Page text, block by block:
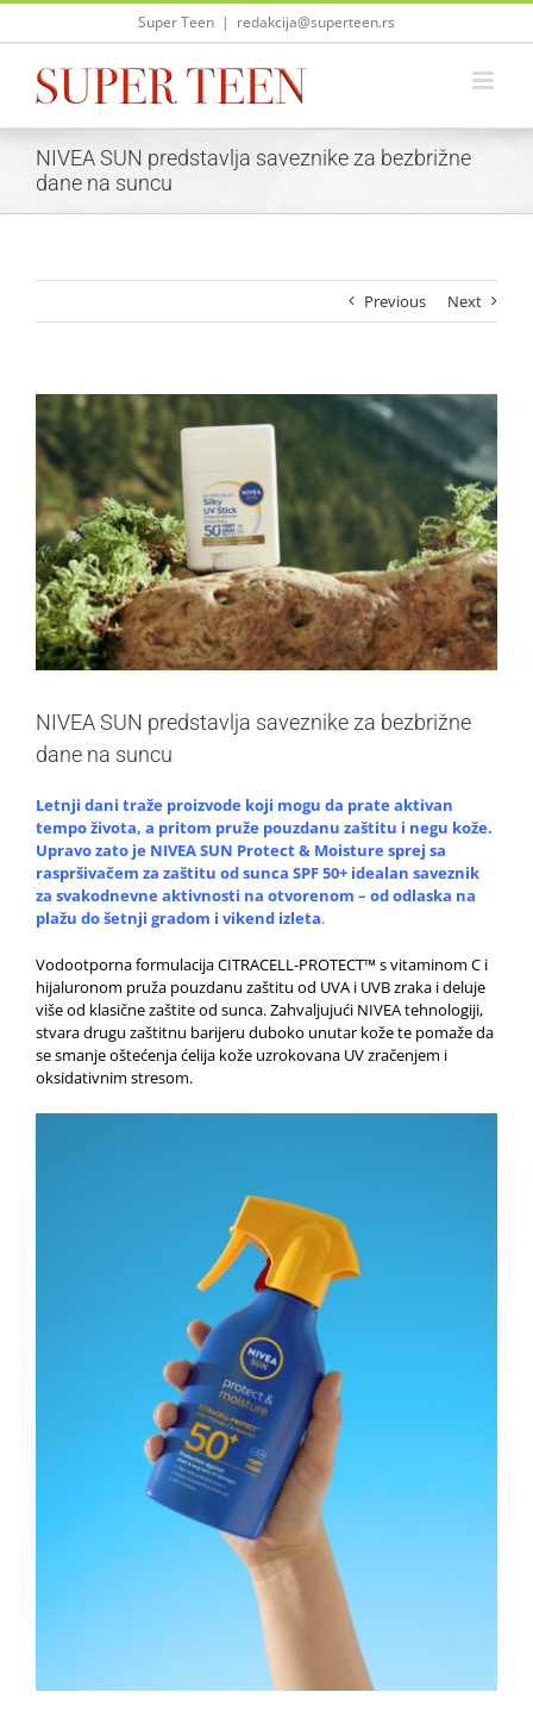
Skip
Super Teen | redakcija@superteen.rs
NIVEA SUN predstavlja saveznike za bezbrižne
dane na suncu
Previous Next
View
Larger
Image
NIVEA SUN predstavlja saveznike za bezbrižne
dane na suncu
Letnji dani traže proizvode koji mogu da prate aktivan
tempo života, a pritom pruže pouzdanu zaštitu i negu kože.
Upravo zato je NIVEA SUN Protect & Moisture sprej sa
raspršivačem za zaštitu od sunca SPF 50+ idealan saveznik
za svakodnevne aktivnosti na otvorenom – od odlaska na
plažu do šetnji gradom i vikend izleta.
Vodootporna formulacija CITRACELL-PROTECT™ s vitaminom C i
hijaluronom pruža pouzdanu zaštitu od UVA i UVB zraka i deluje
više od klasične zaštite od sunca. Zahvaljujući NIVEA tehnologiji,
stvara drugu zaštitnu barijeru duboko unutar kože te pomaže da
se smanje oštećenja ćelija kože uzrokovana UV zračenjem i
oksidativnim stresom.